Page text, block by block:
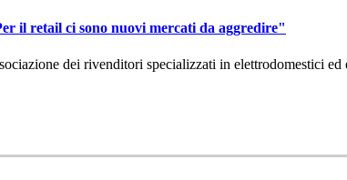
il retail ci sono nuovi mercati da aggredire"
dei rivenditori specializzati in elettrodomestici